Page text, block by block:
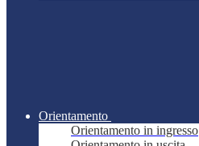
Orientamento
Orientamento in ingresso